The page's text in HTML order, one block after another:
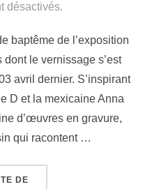
désactivés.
baptême de l’exposition
le vernissage s’est
avril dernier. S’inspirant
D et la mexicaine Anna
d’œuvres en gravure,
qui racontent …
DE